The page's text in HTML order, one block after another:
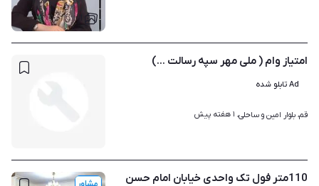
امتیاز وام ( ملی مهر سپه رسالت ...)
Ad تابلو شده
قم، بلوار امین و ساحلی، ۱ هفته پیش
110متر فول تک واحدی خیابان امام حسن